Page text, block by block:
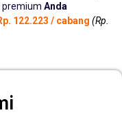
premium Anda
122.223 / cabang (Rp.